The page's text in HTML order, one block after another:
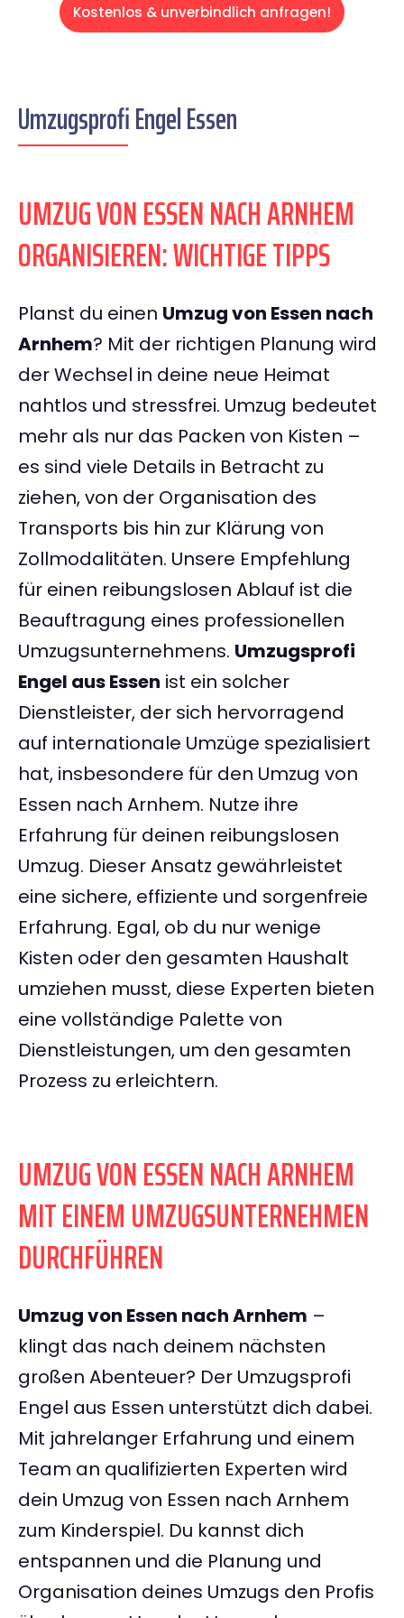
Kostenlos & unverbindlich anfragen!
Umzugsprofi Engel Essen
UMZUG VON ESSEN NACH ARNHEM
ORGANISIEREN: WICHTIGE TIPPS
Planst du einen Umzug von Essen nach
Arnhem? Mit der richtigen Planung wird
der Wechsel in deine neue Heimat
nahtlos und stressfrei. Umzug bedeutet
mehr als nur das Packen von Kisten –
es sind viele Details in Betracht zu
ziehen, von der Organisation des
Transports bis hin zur Klärung von
Zollmodalitäten. Unsere Empfehlung
für einen reibungslosen Ablauf ist die
Beauftragung eines professionellen
Umzugsunternehmens. Umzugsprofi
Engel aus Essen ist ein solcher
Dienstleister, der sich hervorragend
auf internationale Umzüge spezialisiert
hat, insbesondere für den Umzug von
Essen nach Arnhem. Nutze ihre
Erfahrung für deinen reibungslosen
Umzug. Dieser Ansatz gewährleistet
eine sichere, effiziente und sorgenfreie
Erfahrung. Egal, ob du nur wenige
Kisten oder den gesamten Haushalt
umziehen musst, diese Experten bieten
eine vollständige Palette von
Dienstleistungen, um den gesamten
Prozess zu erleichtern.
UMZUG VON ESSEN NACH ARNHEM
MIT EINEM UMZUGSUNTERNEHMEN
DURCHFÜHREN
Umzug von Essen nach Arnhem –
klingt das nach deinem nächsten
großen Abenteuer? Der Umzugsprofi
Engel aus Essen unterstützt dich dabei.
Mit jahrelanger Erfahrung und einem
Team an qualifizierten Experten wird
dein Umzug von Essen nach Arnhem
zum Kinderspiel. Du kannst dich
entspannen und die Planung und
Organisation deines Umzugs den Profis